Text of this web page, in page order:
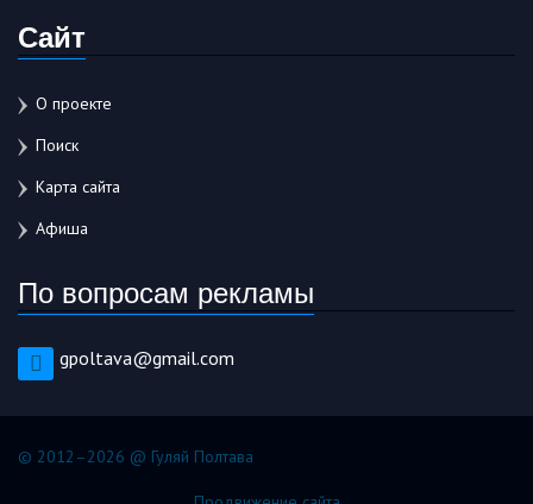
Сайт
О проекте
Поиск
Карта сайта
Афиша
По вопросам рекламы
gpoltava@gmail.com
© 2012–2026 @ Гуляй Полтава